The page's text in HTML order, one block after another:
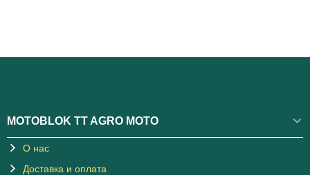
MOTOBLOK TT AGRO MOTO
О нас
Доставка и оплата